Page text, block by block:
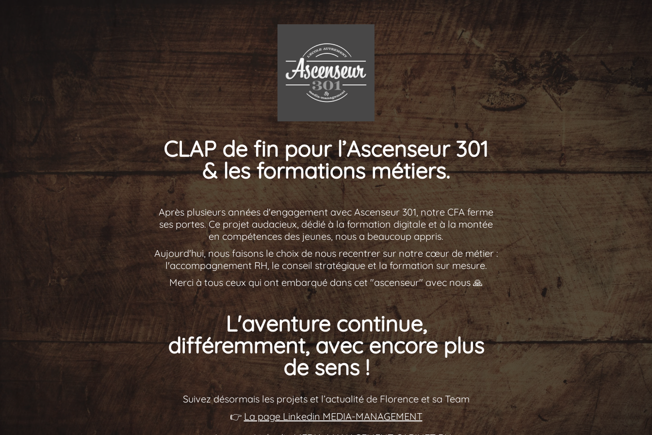
CLAP de fin pour l’Ascenseur 301
& les formations métiers.
Après plusieurs années d'engagement avec Ascenseur 301, notre CFA ferme
ses portes. Ce projet audacieux, dédié à la formation digitale et à la montée
en compétences des jeunes, nous a beaucoup appris.
Aujourd'hui, nous faisons le choix de nous recentrer sur notre cœur de métier :
l'accompagnement RH, le conseil stratégique et la formation sur mesure.
Merci à tous ceux qui ont embarqué dans cet "ascenseur" avec nous 🙏
L'aventure continue,
différemment, avec encore plus
de sens !
Suivez désormais les projets et l’actualité de Florence et sa Team
👉 La page Linkedin MEDIA-MANAGEMENT